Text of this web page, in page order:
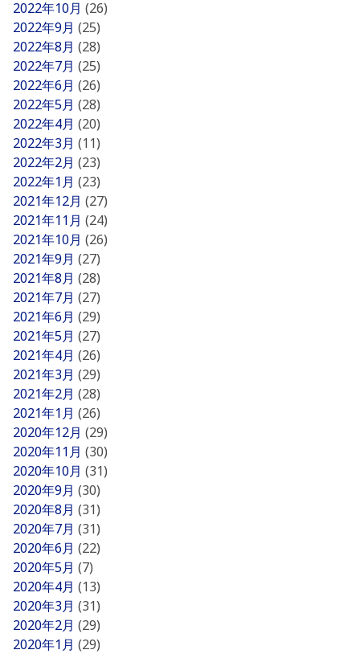
2022年10月 (26)
2022年9月 (25)
2022年8月 (28)
2022年7月 (25)
2022年6月 (26)
2022年5月 (28)
2022年4月 (20)
2022年3月 (11)
2022年2月 (23)
2022年1月 (23)
2021年12月 (27)
2021年11月 (24)
2021年10月 (26)
2021年9月 (27)
2021年8月 (28)
2021年7月 (27)
2021年6月 (29)
2021年5月 (27)
2021年4月 (26)
2021年3月 (29)
2021年2月 (28)
2021年1月 (26)
2020年12月 (29)
2020年11月 (30)
2020年10月 (31)
2020年9月 (30)
2020年8月 (31)
2020年7月 (31)
2020年6月 (22)
2020年5月 (7)
2020年4月 (13)
2020年3月 (31)
2020年2月 (29)
2020年1月 (29)